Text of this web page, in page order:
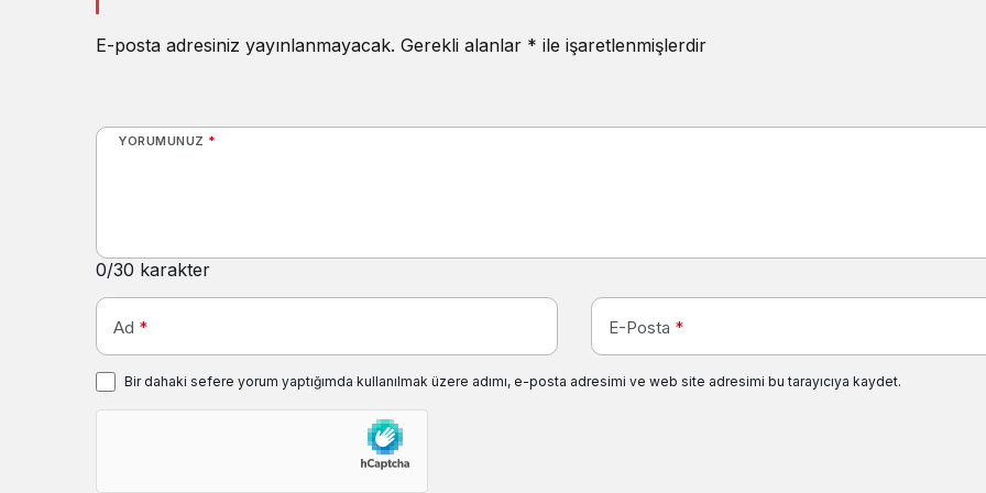
E-posta adresiniz yayınlanmayacak. Gerekli alanlar * ile işaretlenmişlerdir
YORUMUNUZ *
0/30 karakter
Ad * E-Posta *
Bir dahaki sefere yorum yaptığımda kullanılmak üzere adımı, e-posta adresimi ve web site adresimi bu tarayıcıya kaydet.